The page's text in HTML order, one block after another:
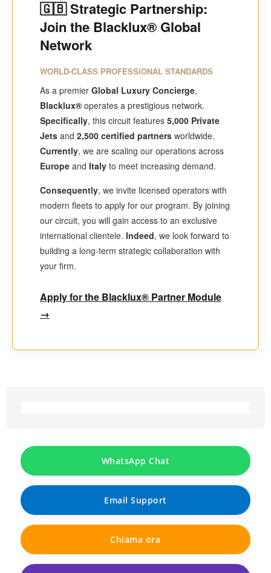
🇬🇧 Strategic Partnership:
Join the Blacklux® Global
Network
WORLD-CLASS PROFESSIONAL STANDARDS
As a premier Global Luxury Concierge,
Blacklux® operates a prestigious network.
Specifically, this circuit features 5,000 Private
Jets and 2,500 certified partners worldwide.
Currently, we are scaling our operations across
Europe and Italy to meet increasing demand.
Consequently, we invite licensed operators with
modern fleets to apply for our program. By joining
our circuit, you will gain access to an exclusive
international clientele. Indeed, we look forward to
building a long-term strategic collaboration with
your firm.
Apply for the Blacklux® Partner Module
→
WhatsApp Chat
Email Support
Chiama ora